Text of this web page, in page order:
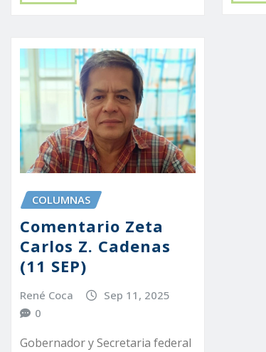
COLUMNAS
Comentario Zeta
Carlos Z. Cadenas
(11 SEP)
René Coca
Sep 11, 2025
0
Gobernador y Secretaria federal